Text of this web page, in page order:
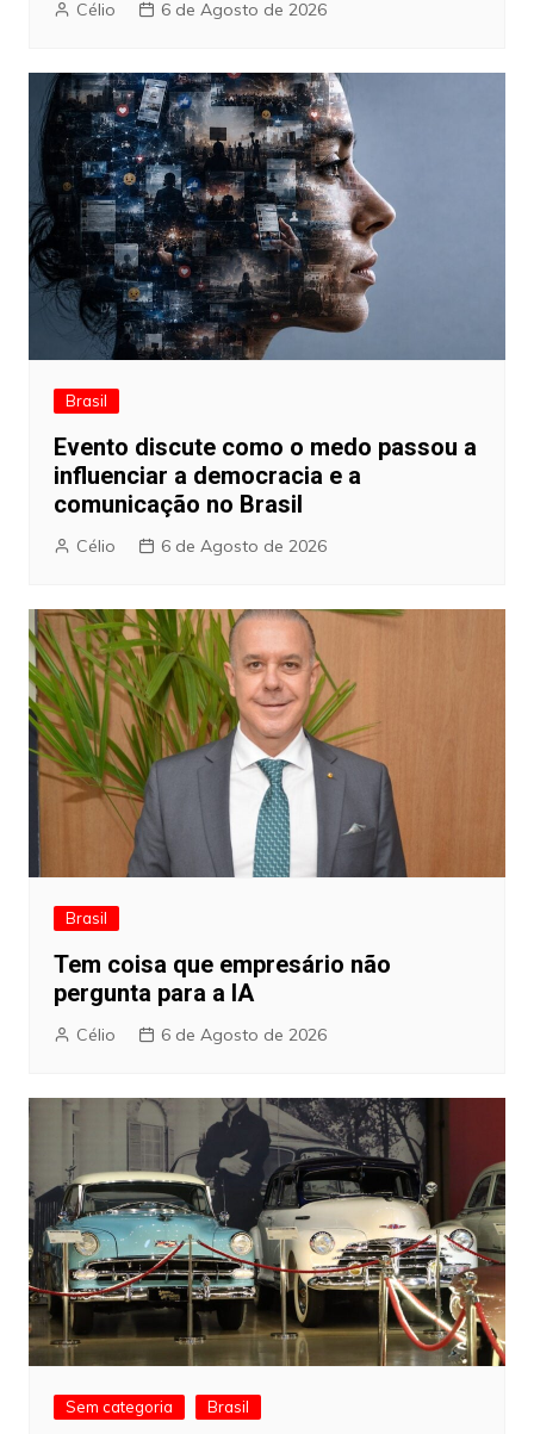
Célio 6 de Agosto de 2026
Brasil
Evento discute como o medo passou a
influenciar a democracia e a
comunicação no Brasil
Célio 6 de Agosto de 2026
Brasil
Tem coisa que empresário não
pergunta para a IA
Célio 6 de Agosto de 2026
Sem categoria Brasil